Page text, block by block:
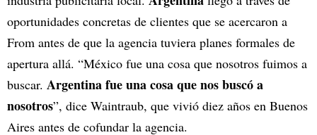
oportunidades concretas de clientes que se acercaron a
From antes de que la agencia tuviera planes formales de
apertura allá. “México fue una cosa que nosotros fuimos a
buscar. Argentina fue una cosa que nos buscó a
nosotros”, dice Waintraub, que vivió diez años en Buenos
Aires antes de cofundar la agencia.